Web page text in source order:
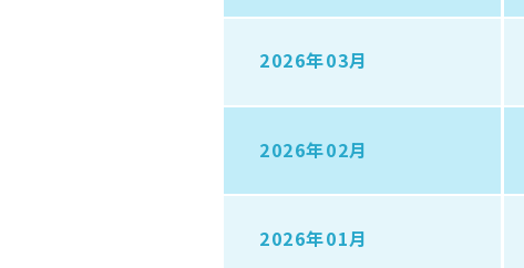
2026年03月
2026年02月
2026年01月